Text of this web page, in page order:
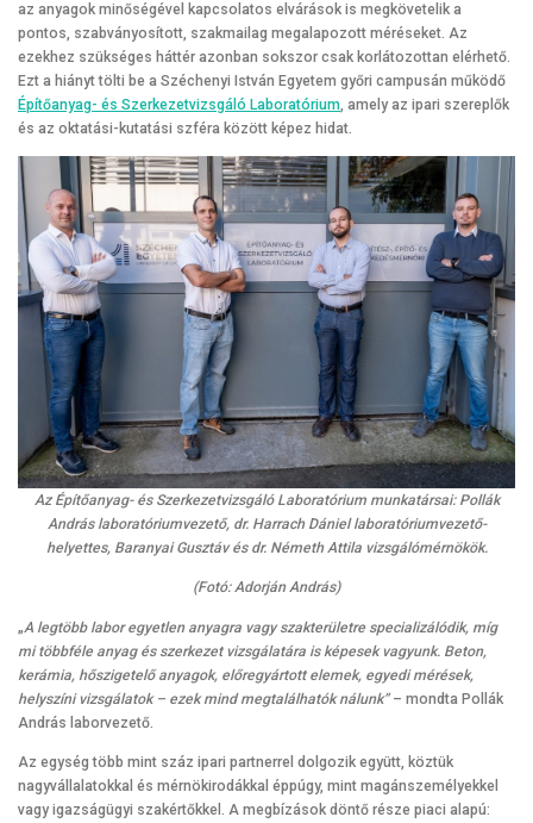
az anyagok minőségével kapcsolatos elvárások is megkövetelik a
pontos, szabványosított, szakmailag megalapozott méréseket. Az
ezekhez szükséges háttér azonban sokszor csak korlátozottan elérhető.
Ezt a hiányt tölti be a Széchenyi István Egyetem győri campusán működő
Építőanyag- és Szerkezetvizsgáló Laboratórium, amely az ipari szereplők
és az oktatási-kutatási szféra között képez hidat.
Az Építőanyag- és Szerkezetvizsgáló Laboratórium munkatársai: Pollák
András laboratóriumvezető, dr. Harrach Dániel laboratóriumvezető-
helyettes, Baranyai Gusztáv és dr. Németh Attila vizsgálómérnökök.
(Fotó: Adorján András)
„A legtöbb labor egyetlen anyagra vagy szakterületre specializálódik, míg
mi többféle anyag és szerkezet vizsgálatára is képesek vagyunk. Beton,
kerámia, hőszigetelő anyagok, előregyártott elemek, egyedi mérések,
helyszíni vizsgálatok – ezek mind megtalálhatók nálunk”– mondta Pollák
András laborvezető.
Az egység több mint száz ipari partnerrel dolgozik együtt, köztük
nagyvállalatokkal és mérnökirodákkal éppúgy, mint magánszemélyekkel
vagy igazságügyi szakértőkkel. A megbízások döntő része piaci alapú: